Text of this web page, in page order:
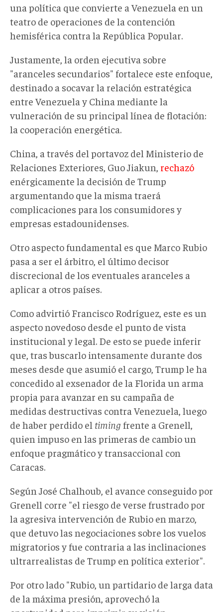
una política que convierte a Venezuela en un
teatro de operaciones de la contención
hemisférica contra la República Popular.
Justamente, la orden ejecutiva sobre
"aranceles secundarios" fortalece este enfoque,
destinado a socavar la relación estratégica
entre Venezuela y China mediante la
vulneración de su principal línea de flotación:
la cooperación energética.
China, a través del portavoz del Ministerio de
Relaciones Exteriores, Guo Jiakun, rechazó
enérgicamente la decisión de Trump
argumentando que la misma traerá
complicaciones para los consumidores y
empresas estadounidenses.
Otro aspecto fundamental es que Marco Rubio
pasa a ser el árbitro, el último decisor
discrecional de los eventuales aranceles a
aplicar a otros países.
Como advirtió Francisco Rodríguez, este es un
aspecto novedoso desde el punto de vista
institucional y legal. De esto se puede inferir
que, tras buscarlo intensamente durante dos
meses desde que asumió el cargo, Trump le ha
concedido al exsenador de la Florida un arma
propia para avanzar en su campaña de
medidas destructivas contra Venezuela, luego
de haber perdido el timing frente a Grenell,
quien impuso en las primeras de cambio un
enfoque pragmático y transaccional con
Caracas.
Según José Chalhoub, el avance conseguido por
Grenell corre "el riesgo de verse frustrado por
la agresiva intervención de Rubio en marzo,
que detuvo las negociaciones sobre los vuelos
migratorios y fue contraria a las inclinaciones
ultrarrealistas de Trump en política exterior".
Por otro lado "Rubio, un partidario de larga data
de la máxima presión, aprovechó la